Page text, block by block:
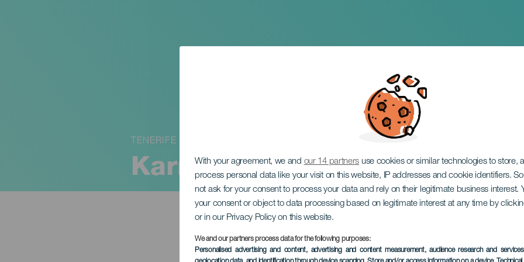
With your agreement, we and our 14 partners use cookies or similar technologies to store,
process personal data like your visit on this website, IP addresses and cookie identifiers.
not ask for your consent to process your data and rely on their legitimate business interest.
your consent or object to data processing based on legitimate interest at any time by
or in our Privacy Policy on this website.
We and our partners process data for the following purposes:
Personalised advertising and content, advertising and content measurement, audience research and
Karneval:Rhythmus &
TENERIFE
VERGANGENE